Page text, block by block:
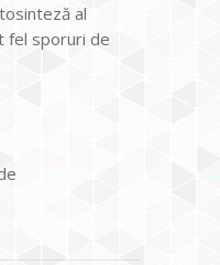
al
fel sporuri de